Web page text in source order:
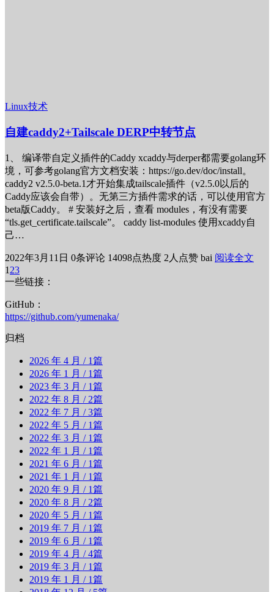
Linux技术
自建caddy2+Tailscale DERP中转节点
1、 编译带自定义插件的Caddy xcaddy与derper都需要golang环
境，可参考golang官方文档安装：https://go.dev/doc/install。
caddy2 v2.5.0-beta.1才开始集成tailscale插件（v2.5.0以后的
Caddy应该会自带）。无第三方插件需求的话，可以使用官方
beta版Caddy。 # 安装好之后，查看 modules，有没有需要
“tls.get_certificate.tailscale”。 caddy list-modules 使用xcaddy自
己…
2022年3月11日 0条评论 14098点热度 2人点赞 bai 阅读全文
1 23
一些链接：
GitHub：
https://github.com/yumenaka/
归档
2026 年 4 月 / 1篇
2026 年 1 月 / 1篇
2023 年 3 月 / 1篇
2022 年 8 月 / 2篇
2022 年 7 月 / 3篇
2022 年 5 月 / 1篇
2022 年 3 月 / 1篇
2022 年 1 月 / 1篇
2021 年 6 月 / 1篇
2021 年 1 月 / 1篇
2020 年 9 月 / 1篇
2020 年 8 月 / 2篇
2020 年 5 月 / 1篇
2019 年 7 月 / 1篇
2019 年 6 月 / 1篇
2019 年 4 月 / 4篇
2019 年 3 月 / 1篇
2019 年 1 月 / 1篇